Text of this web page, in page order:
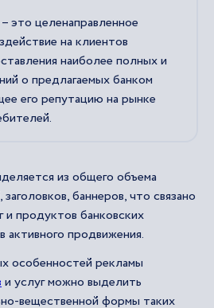
это целенаправленное
на клиентов
наиболее полных и
о предлагаемых банком
его репутацию на рынке
из общего объема
баннеров, что связано
и продуктов банковских
активного продвижения.
особенностей рекламы
и услуг можно выделить
вещественной формы таких